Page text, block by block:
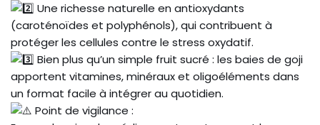
Une richesse naturelle en antioxydants
(caroténoïdes et polyphénols), qui contribuent à
protéger les cellules contre le stress oxydatif.
Bien plus qu’un simple fruit sucré : les baies de goji
apportent vitamines, minéraux et oligoéléments dans
un format facile à intégrer au quotidien.
Point de vigilance :